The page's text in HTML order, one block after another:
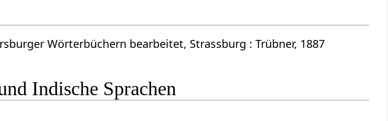
Wörterbüchern bearbeitet, Strassburg : Trübner, 1887
Indische Sprachen